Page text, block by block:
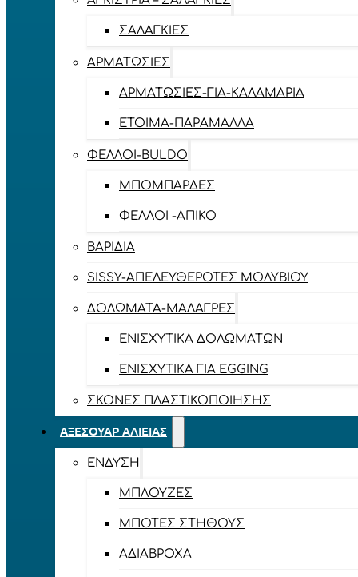
ΣΑΛΑΓΚΙΈΣ
ΑΡΜΑΤΩΣΙΈΣ
ΑΡΜΑΤΩΣΙΈΣ-ΓΙΑ-ΚΑΛΑΜΆΡΙΑ
ΈΤΟΙΜΑ-ΠΑΡΆΜΑΛΛΑ
ΦΕΛΛΟΊ-BULDO
ΜΠΟΜΠΆΡΔΕΣ
ΦΕΛΛΟΊ -ΑΠΊΚΟ
ΒΑΡΊΔΙΑ
SISSY-ΑΠΕΛΕΥΘΕΡΟΤΈΣ ΜΟΛΥΒΙΟΎ
ΔΟΛΏΜΑΤΑ-ΜΑΛΆΓΡΕΣ
ΕΝΙΣΧΥΤΙΚΆ ΔΟΛΩΜΆΤΩΝ
ΕΝΙΣΧΥΤΙΚΆ ΓΙΑ EGGING
ΣΚΌΝΕΣ ΠΛΑΣΤΙΚΟΠΟΊΗΣΗΣ
ΑΞΕΣΟΥΆΡ ΑΛΙΕΊΑΣ
ΈΝΔΥΣΗ
ΜΠΛΟΎΖΕΣ
ΜΠΌΤΕΣ ΣΤΉΘΟΥΣ
ΑΔΙΆΒΡΟΧΑ